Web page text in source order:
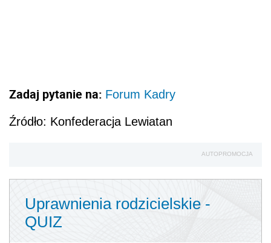
Zadaj pytanie na: Forum Kadry
Źródło: Konfederacja Lewiatan
AUTOPROMOCJA
Uprawnienia rodzicielskie -
QUIZ